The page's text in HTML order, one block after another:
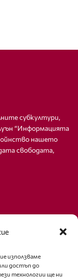
използваме
достъп до
технологии ще ни
субкултури,
“Информацията
нашето
свободата,